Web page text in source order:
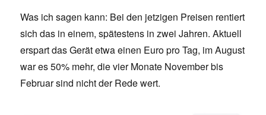
Was ich sagen kann: Bei den jetzigen Preisen rentiert
sich das in einem, spätestens in zwei Jahren. Aktuell
erspart das Gerät etwa einen Euro pro Tag, im August
war es 50% mehr, die vier Monate November bis
Februar sind nicht der Rede wert.